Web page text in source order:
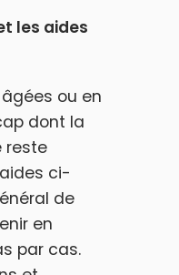
les aides
ou en
dont la
reste
ci-
de
en
par cas.